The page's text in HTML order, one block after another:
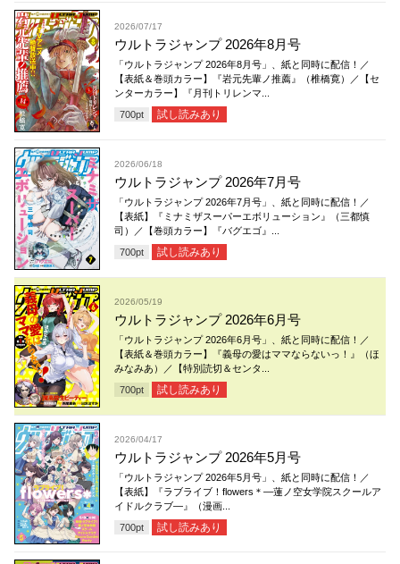
2026/07/17
ウルトラジャンプ 2026年8月号
「ウルトラジャンプ 2026年8月号」、紙と同時に配信！／
【表紙＆巻頭カラー】『岩元先輩ノ推薦』（椎橋寛）／【セ
ンターカラー】『月刊トリレンマ...
700pt 試し読みあり
2026/06/18
ウルトラジャンプ 2026年7月号
「ウルトラジャンプ 2026年7月号」、紙と同時に配信！／
【表紙】『ミナミザスーパーエボリューション』（三都慎
司）／【巻頭カラー】『バグエゴ』...
700pt 試し読みあり
2026/05/19
ウルトラジャンプ 2026年6月号
「ウルトラジャンプ 2026年6月号」、紙と同時に配信！／
【表紙＆巻頭カラー】『義母の愛はママならないっ！』（ほ
みなみあ）／【特別読切＆センタ...
700pt 試し読みあり
2026/04/17
ウルトラジャンプ 2026年5月号
「ウルトラジャンプ 2026年5月号」、紙と同時に配信！／
【表紙】『ラブライブ！flowers＊―蓮ノ空女学院スクールア
イドルクラブ―』（漫画...
700pt 試し読みあり